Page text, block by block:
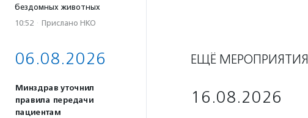
бездомных животных
10:52 · Прислано НКО
06.08.2026
Минздрав уточнил
правила передачи
пациентам
ЕЩЁ МЕРОПРИЯТИЯ
16.08.2026